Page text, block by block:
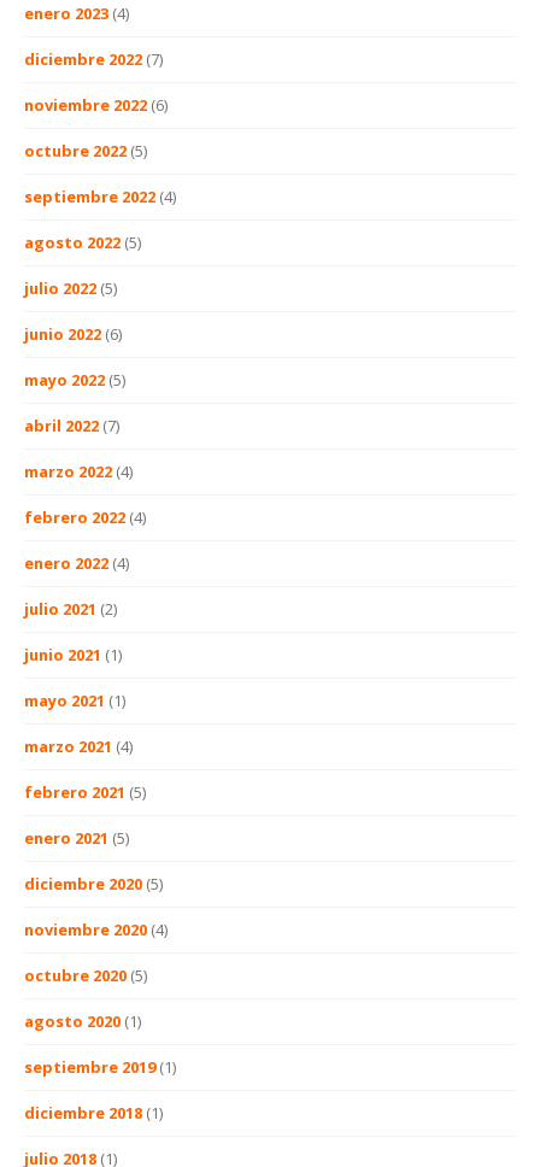
enero 2023 (4)
diciembre 2022 (7)
noviembre 2022 (6)
octubre 2022 (5)
septiembre 2022 (4)
agosto 2022 (5)
julio 2022 (5)
junio 2022 (6)
mayo 2022 (5)
abril 2022 (7)
marzo 2022 (4)
febrero 2022 (4)
enero 2022 (4)
julio 2021 (2)
junio 2021 (1)
mayo 2021 (1)
marzo 2021 (4)
febrero 2021 (5)
enero 2021 (5)
diciembre 2020 (5)
noviembre 2020 (4)
octubre 2020 (5)
agosto 2020 (1)
septiembre 2019(1)
diciembre 2018 (1)
julio 2018 (1)